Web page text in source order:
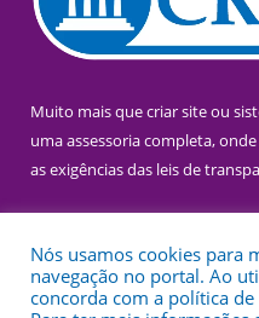
Muito mais quecriar siteou
umaassessoriacompleta,
as exigências das leis de
Nós usamos cookies para
navegação no portal. Ao
concorda com a política